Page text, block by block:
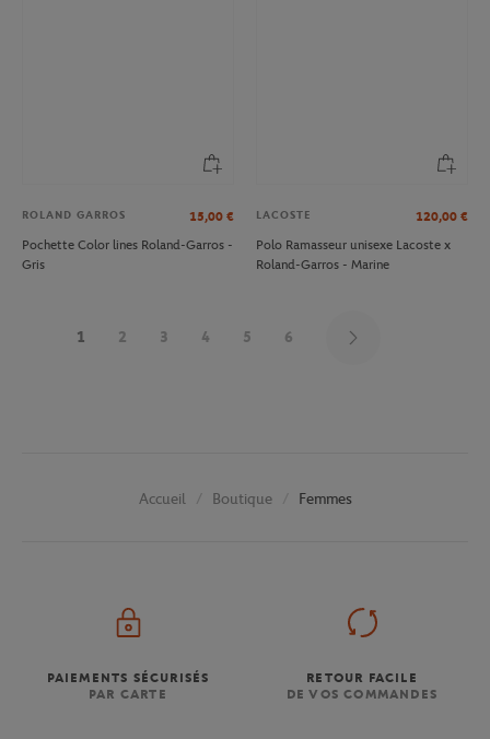
ROLAND GARROS 15,00 €
Pochette Color lines Roland-Garros -
Gris
LACOSTE 120,00 €
Polo Ramasseur unisexe Lacoste x
Roland-Garros - Marine
1 2 3 4 5 6
Accueil Boutique Femmes
PAIEMENTS SÉCURISÉS
PAR CARTE
RETOUR FACILE
DE VOS COMMANDES